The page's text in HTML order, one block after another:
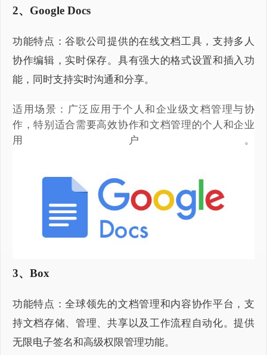
2、Google Docs
功能特点：谷歌公司提供的在线文档工具，支持多人
协作编辑，实时保存。具有强大的格式设置和插入功
能，同时支持实时沟通和分享。
适用场景：广泛应用于个人和企业级文档管理与协
作，特别适合需要高效协作和文档管理的个人和企业
用户。
3、Box
功能特点：全球领先的文档管理和内容协作平台，支
持文档存储、管理、共享以及工作流程自动化。提供
无限电子签名和高级权限管理功能。